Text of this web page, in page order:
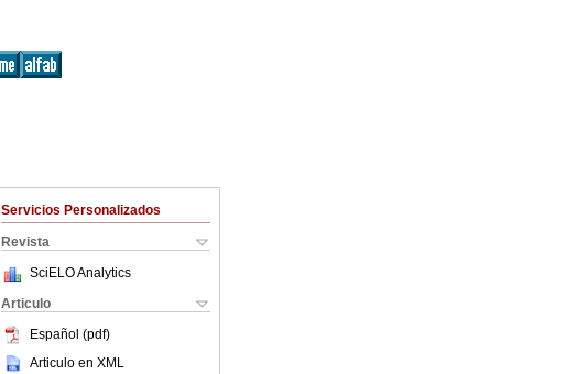
Servicios Personalizados
Revista
SciELO Analytics
Articulo
Español (pdf)
Articulo en XML